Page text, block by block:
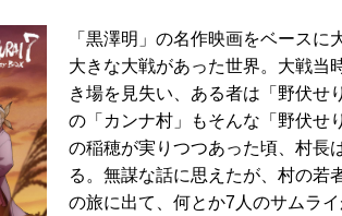
「黒澤明」の名作映画をベース
大きな大戦があった世界。大戦当
き場を見失い、ある者は「野伏せ
の「カンナ村」もそんな「野伏せ
の稲穂が実りつつあった頃、村長
る。無謀な話に思えたが、村の若
の旅に出て、何とか7人のサムラ